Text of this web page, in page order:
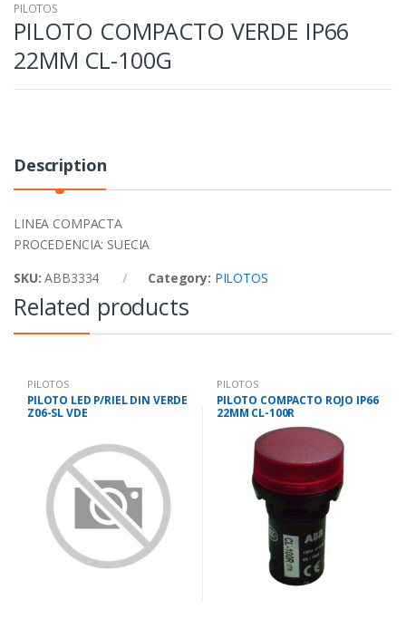
PILOTOS
PILOTO COMPACTO VERDE IP66
22MM CL-100G
Description
LINEA COMPACTA
PROCEDENCIA: SUECIA
SKU:ABB3334 Category: PILOTOS
Related products
PILOTOS
PILOTO LED P/RIEL DIN VERDE
Z06-SL VDE
PILOTOS
PILOTO COMPACTO ROJO IP66
22MM CL-100R